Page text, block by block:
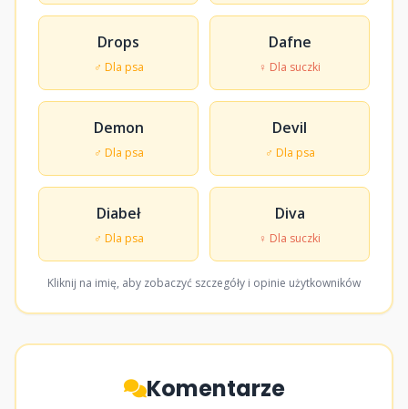
Drops
♂ Dla psa
Dafne
♀ Dla suczki
Demon
♂ Dla psa
Devil
♂ Dla psa
Diabeł
♂ Dla psa
Diva
♀ Dla suczki
Kliknij na imię, aby zobaczyć szczegóły i opinie użytkowników
Komentarze